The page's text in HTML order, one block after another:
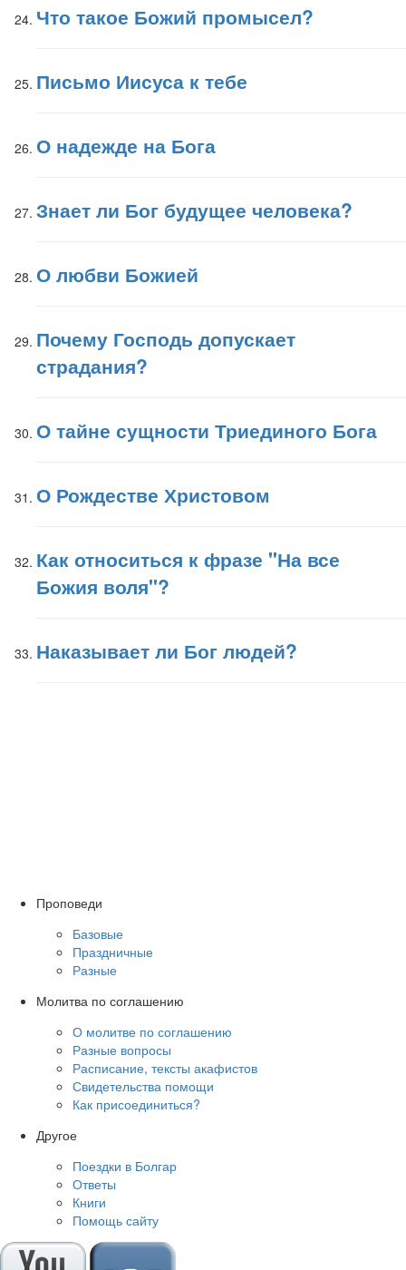
Что такое Божий промысел?
Письмо Иисуса к тебе
О надежде на Бога
Знает ли Бог будущее человека?
О любви Божией
Почему Господь допускает
страдания?
О тайне сущности Триединого Бога
О Рождестве Христовом
Как относиться к фразе "На все
Божия воля"?
Наказывает ли Бог людей?
Проповеди
Базовые
Праздничные
Разные
Молитва по соглашению
О молитве по соглашению
Разные вопросы
Расписание, тексты акафистов
Свидетельства помощи
Как присоединиться?
Другое
Поездки в Болгар
Ответы
Книги
Помощь сайту